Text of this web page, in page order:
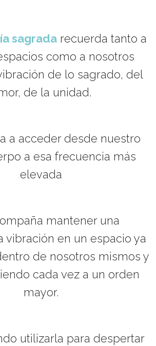
sagrada recuerda tanto a
como a nosotros
de lo sagrado, del
de la unidad.
a acceder desde nuestro
a esa frecuencia más
elevada
mantener una
vibración en un espacio ya
de nosotros mismos y
cada vez a un orden
mayor.
utilizarla para despertar